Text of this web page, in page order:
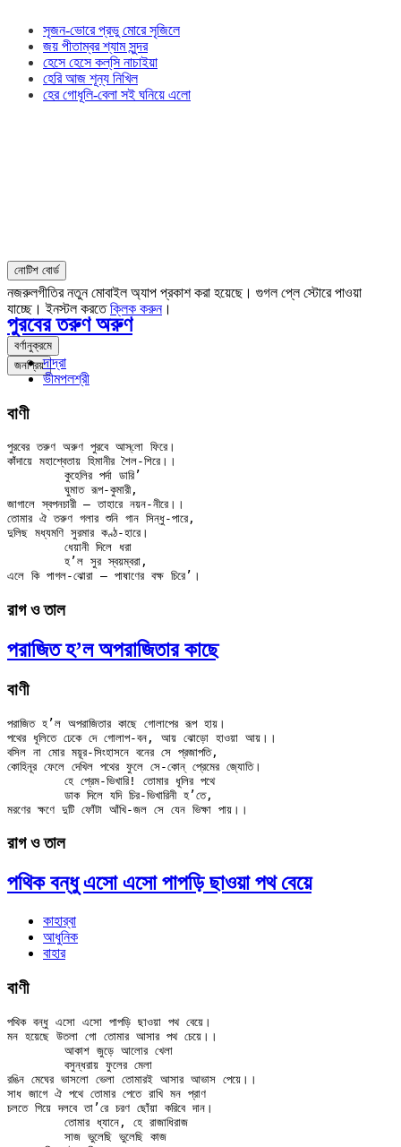
সৃজন-ভোরে প্রভু মোরে সৃজিলে
জয় পীতাম্বর শ্যাম সুন্দর
হেসে হেসে কল্‌সি নাচাইয়া
হেরি আজ শূন্য নিখিল
হের গোধূলি-বেলা সই ঘনিয়ে এলো
নোটিশ বোর্ড
নজরুলগীতির নতুন মোবাইল অ্যাপ প্রকাশ করা হয়েছে। গুগল প্লে স্টোরে পাওয়া
যাচ্ছে। ইনস্টল করতেক্লিক করুন।
বর্ণানুক্রমে
জনপ্রিয়
পুরবের তরুণ অরুণ
দাদ্‌রা
ভীমপলশ্রী
বাণী
পুরবের তরুণ অরুণ পুরবে আস্‌লো ফিরে।
কাঁদায়ে মহাশ্বেতায় হিমানীর শৈল-শিরে।।
জাগালে স্বপনচারী — তাহারে নয়ন-নীরে।।
তোমার ঐ তরুণ গলার শুনি গান সিন্ধু-পারে,
দুলিছ মধ্যমণি সুরমার কণ্ঠ-হারে।
রাগ ও তাল
পরাজিত হ’ল অপরাজিতার কাছে
বাণী
পরাজিত হ’ল অপরাজিতার কাছে গোলাপের রূপ হায়।
পথের ধূলিতে ঢেকে দে গোলাপ-বন, আয় ঝোড়ো হাওয়া আয়।।
বসিল না মোর ময়ূর-সিংহাসনে বনের সে প্রজাপতি,
কোহিনূর ফেলে দেখিল পথের ফুলে সে-কোন্ প্রেমের জ্যোতি।
রাগ ও তাল
পথিক বন্ধু এসো এসো পাপড়ি ছাওয়া পথ বেয়ে
কাহার্‌বা
আধুনিক
বাহার
বাণী
পথিক বন্ধু এসো এসো পাপড়ি ছাওয়া পথ বেয়ে।
মন হয়েছে উতলা গো তোমার আসার পথ চেয়ে।।
রঙিন মেঘের ভাসলো ভেলা তোমারই আসার আভাস পেয়ে।।
সাধ জাগে ঐ পথে তোমার পেতে রাখি মন প্রাণ
চলতে গিয়ে দলবে তা’রে চরণ ছোঁয়া করিবে দান।